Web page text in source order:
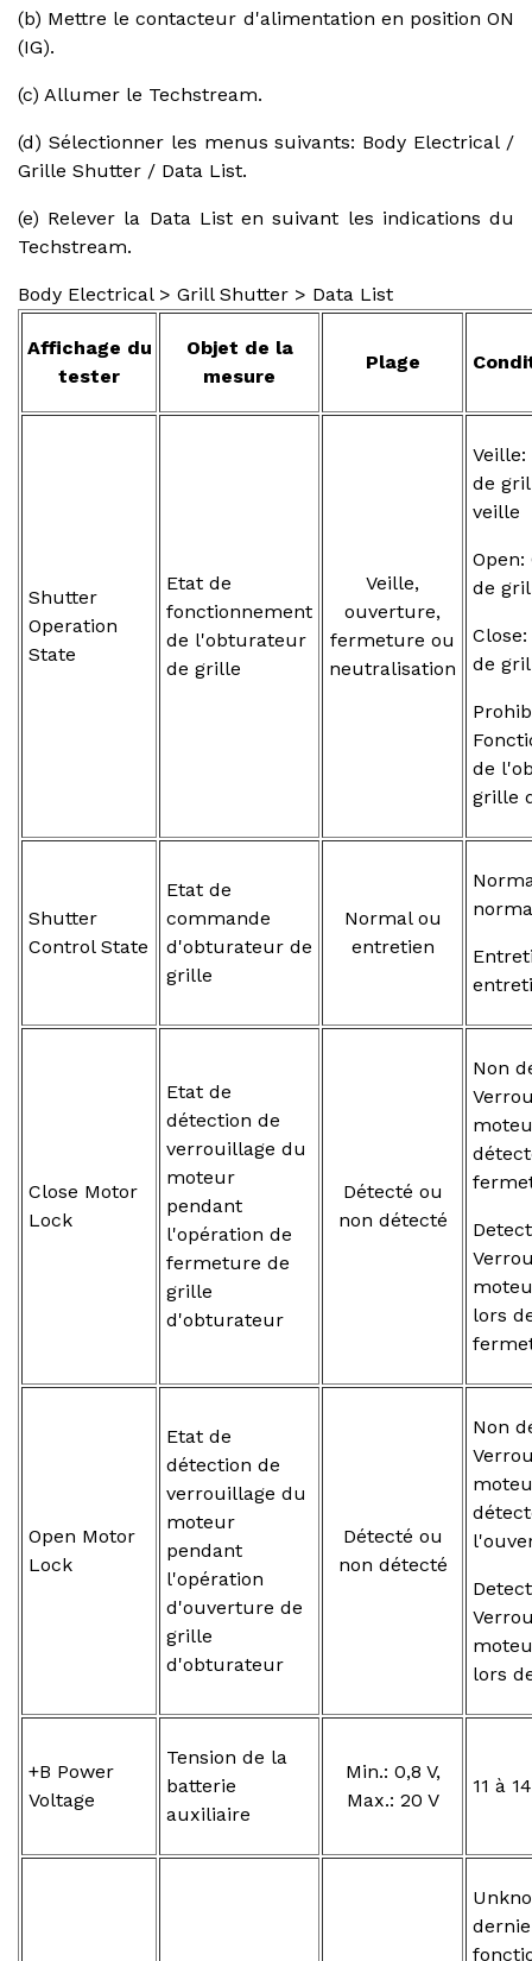
(b) Mettre le contacteur d'alimentation en position ON
(IG).
(c) Allumer le Techstream.
(d) Sélectionner les menus suivants: Body Electrical /
Grille Shutter / Data List.
(e) Relever la Data List en suivant les indications du
Techstream.
Body Electrical > Grill Shutter > Data List
Affichage du
tester
Objet de la
mesure
Plage
Shutter
Operation
State
Etat de
fonctionnement
de l'obturateur
de grille
Veille,
ouverture,
fermeture ou
neutralisation
de
veille
de
de
de
grille
Shutter
Control State
Etat de
commande
d'obturateur de
grille
Normal ou
entretien
Close Motor
Lock
Etat de
détection de
verrouillage du
moteur
pendant
l'opération de
fermeture de
grille
d'obturateur
Détecté ou
non détecté
Non
lors
Open Motor
Lock
Etat de
détection de
verrouillage du
moteur
pendant
l'opération
d'ouverture de
grille
d'obturateur
Détecté ou
non détecté
Non
lors
+B Power
Voltage
Tension de la
batterie
auxiliaire
Min.: 0,8 V,
Max.: 20 V
11 à